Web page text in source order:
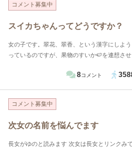
コメント募集中
スイカちゃんってどうですか？
女の子です。翠花、翠香、という漢字にしよ
っているのですが、果物のすいか🍉を連想さ
8コメント
コメント募集中
次女の名前を悩んでます
長女がゆのと読みます 次女は長女とリンクみ